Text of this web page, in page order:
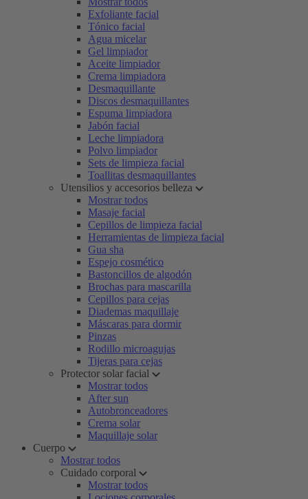
Exfoliante facial
Tónico facial
Agua micelar
Gel limpiador
Aceite limpiador
Crema limpiadora
Desmaquillante
Discos desmaquillantes
Espuma limpiadora
Jabón facial
Leche limpiadora
Polvo limpiador
Sets de limpieza facial
Toallitas desmaquillantes
Utensilios y accesorios belleza
Mostrar todos
Masaje facial
Cepillos de limpieza facial
Herramientas de limpieza facial
Gua sha
Espejo cosmético
Bastoncillos de algodón
Brochas para mascarilla
Cepillos para cejas
Diademas maquillaje
Máscaras para dormir
Pinzas
Rodillo microagujas
Tijeras para cejas
Protector solar facial
Mostrar todos
After sun
Autobronceadores
Crema solar
Maquillaje solar
Cuerpo
Mostrar todos
Cuidado corporal
Mostrar todos